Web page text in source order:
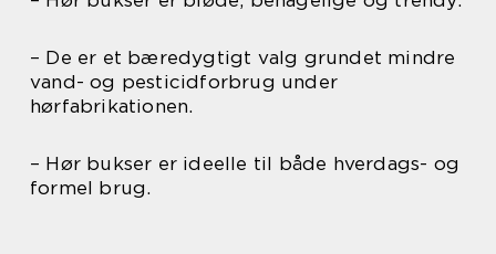
– De er et bæredygtigt valg grundet mindre
vand- og pesticidforbrug under
hørfabrikationen.
– Hør bukser er ideelle til både hverdags- og
formel brug.